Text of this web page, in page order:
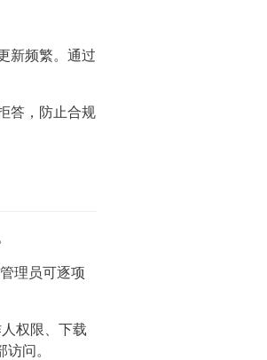
新频繁。通过
答，防止合规
理员可逐项
权限、下载
问。